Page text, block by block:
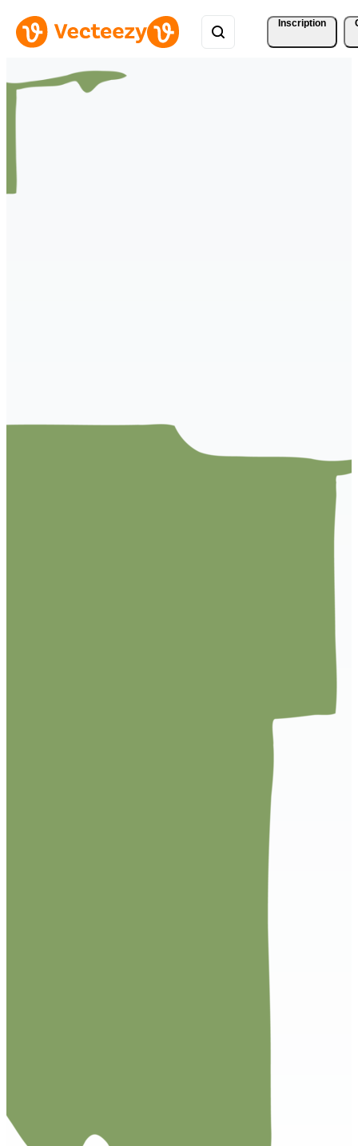
Inscription